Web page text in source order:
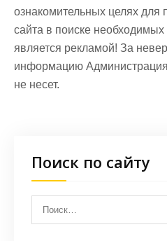
ознакомительных целях для
сайта в поиске
является рекламой! За
информацию Администрация
не несет.
Поиск по сайту